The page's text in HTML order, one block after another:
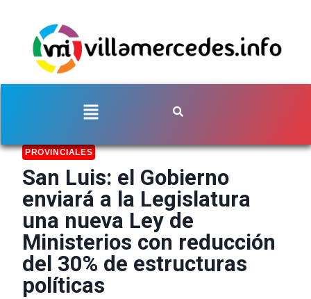
PROVINCIALES
San Luis: el Gobierno
enviará a la Legislatura
una nueva Ley de
Ministerios con reducción
del 30% de estructuras
políticas